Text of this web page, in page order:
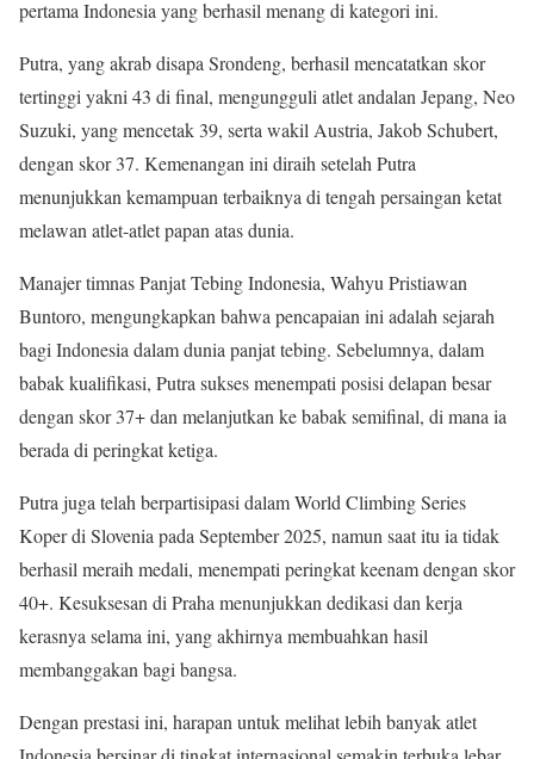
pertama Indonesia yang berhasil menang di kategori ini.
Putra, yang akrab disapa Srondeng, berhasil mencatatkan skor
tertinggi yakni 43 di final, mengungguli atlet andalan Jepang, Neo
Suzuki, yang mencetak 39, serta wakil Austria, Jakob Schubert,
dengan skor 37. Kemenangan ini diraih setelah Putra
menunjukkan kemampuan terbaiknya di tengah persaingan ketat
melawan atlet-atlet papan atas dunia.
Manajer timnas Panjat Tebing Indonesia, Wahyu Pristiawan
Buntoro, mengungkapkan bahwa pencapaian ini adalah sejarah
bagi Indonesia dalam dunia panjat tebing. Sebelumnya, dalam
babak kualifikasi, Putra sukses menempati posisi delapan besar
dengan skor 37+ dan melanjutkan ke babak semifinal, di mana ia
berada di peringkat ketiga.
Putra juga telah berpartisipasi dalam World Climbing Series
Koper di Slovenia pada September 2025, namun saat itu ia tidak
berhasil meraih medali, menempati peringkat keenam dengan skor
40+. Kesuksesan di Praha menunjukkan dedikasi dan kerja
kerasnya selama ini, yang akhirnya membuahkan hasil
membanggakan bagi bangsa.
Dengan prestasi ini, harapan untuk melihat lebih banyak atlet